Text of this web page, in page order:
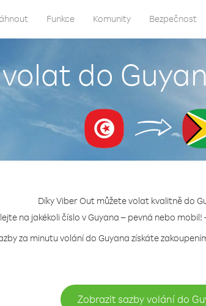
Funkce Komunity Bezpečnost
do
Díky Viber Out můžete volat kvalitně do
na jakékoli číslo v Guyana – pevná nebo mobil!
za minutu volání do Guyana získáte
Zobrazit sazby volání do